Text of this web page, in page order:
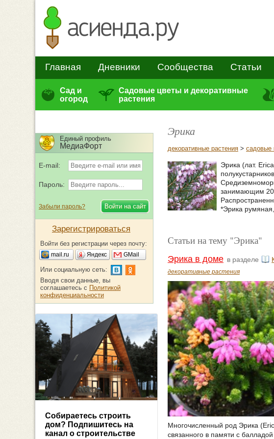
Главная Дневники Сообщества Статьи
Сад и
огород
Садовые цветы и декоративные
растения
Эрика
декоративные растения > садовые
Эрика (лат.
занимающим
*Эрика
Статьи на тему "Эрика"
Эрика в доме в разделе
декоративные растения
Многочисленный род Эрика
связанного в памяти с
Единый профиль
МедиаФорт
E-mail:
Пароль:
Забыли пароль?
Зарегистрироваться
Войти без регистрации через почту:
mail.ru Яндекс GMail
Или социальную сеть:
Вводя свои данные, вы
соглашаетесь с Политикой
конфиденциальности
Собираетесь строить
дом? Подпишитесь на
канал о строительстве